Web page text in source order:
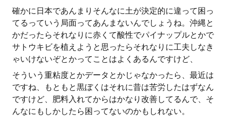
確かに日本であんまりそんなに土が決定的に違って困っ
てるっていう局面ってあんまないんでしょうね。沖縄と
かだったらそれなりに赤くて酸性でパイナップルとかで
サトウキビを植えようと思ったらそれなりに工夫しなき
ゃいけないぞとかってことはよくあるんですけど、
そういう重粘度とかデータとかじゃなかったら、最近は
ですね、もともと黒ぼくはそれに昔は苦労したはずなん
ですけど、肥料入れてからはかなり改善してるんで、そ
んなにもしかしたら困ってないのかもしれない。